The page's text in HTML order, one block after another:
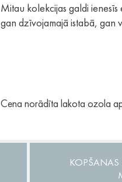
Mitau kolekcijas galdi
gan dzīvojamajā istabā, gan
Cena norādīta lakota ozola